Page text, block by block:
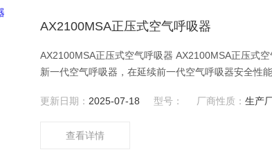
AX2100MSA正压式空气呼吸器
AX2100MSA正压式空气呼吸器 AX2100MSA正压式空气呼吸器梅思安AX2100空气呼吸器，作为MSA推出的
新一代空气呼吸器，在延续前一代空气呼吸器安全性
护；更换背板，提高背负贴合度；拉链式肩带，方便
更新日期： 2025-07-18 型号： 厂商性质：生产
查看详情